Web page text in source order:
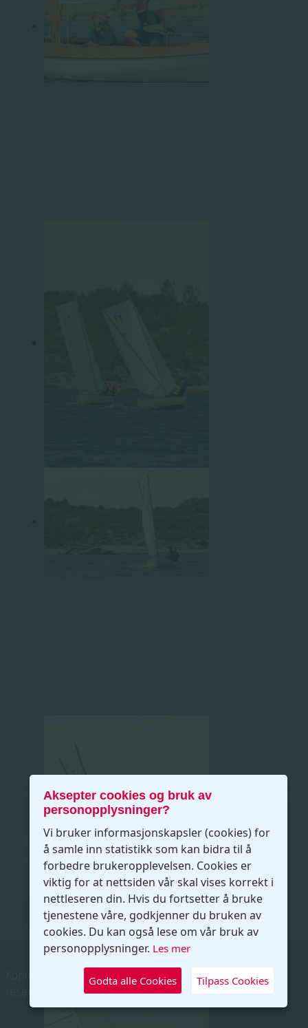
Kopirett © 2026 Færder Seilforening. Alle rettigheter
Aksepter cookies og bruk av
personopplysninger?
Vi bruker informasjonskapsler (cookies) for
å samle inn statistikk som kan bidra til å
forbedre brukeropplevelsen. Cookies er
viktig for at nettsiden vår skal vises korrekt i
nettleseren din. Hvis du fortsetter å bruke
tjenestene våre, godkjenner du bruken av
cookies. Du kan også lese om vår bruk av
personopplysninger. Les mer
Godta alle Cookies Tilpass Cookies